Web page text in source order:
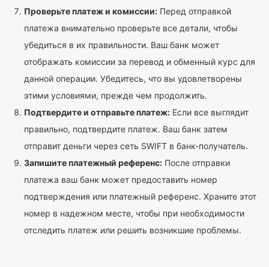
Проверьте платеж и комиссии: Перед отправкой
платежа внимательно проверьте все детали, чтобы
убедиться в их правильности. Ваш банк может
отображать комиссии за перевод и обменный курс для
данной операции. Убедитесь, что вы удовлетворены
этими условиями, прежде чем продолжить.
Подтвердите и отправьте платеж: Если все выглядит
правильно, подтвердите платеж. Ваш банк затем
отправит деньги через сеть SWIFT в банк-получатель.
Запишите платежный референс: После отправки
платежа ваш банк может предоставить номер
подтверждения или платежный референс. Храните этот
номер в надежном месте, чтобы при необходимости
отследить платеж или решить возникшие проблемы.